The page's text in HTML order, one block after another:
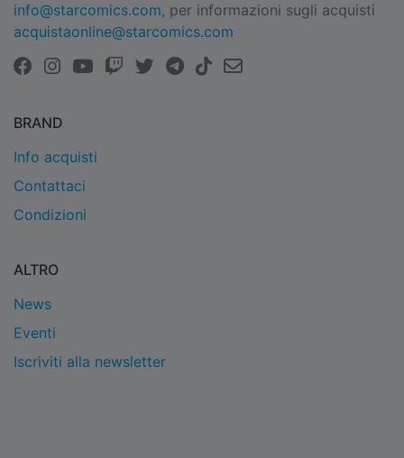
info@starcomics.com, per informazioni sugli acquisti
acquistaonline@starcomics.com
BRAND
Info acquisti
Contattaci
Condizioni
ALTRO
News
Eventi
Iscriviti alla newsletter